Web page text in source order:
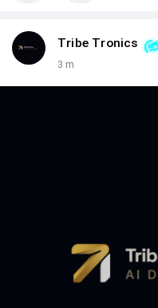
Tribe Tronics
3 m